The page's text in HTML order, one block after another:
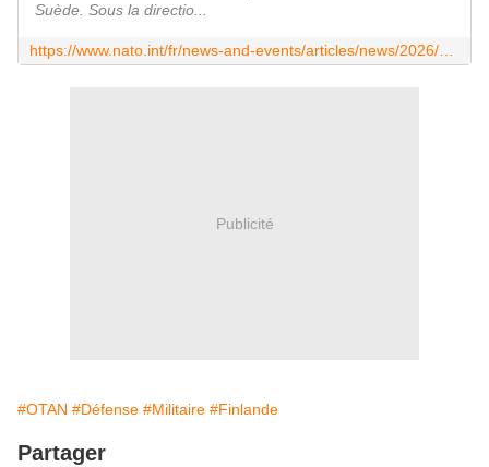
Suède. Sous la directio...
Publicité
#OTAN #Défense #Militaire #Finlande
Partager